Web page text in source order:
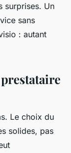
surprises. Un
sans
: autant
Le choix du
solides, pas